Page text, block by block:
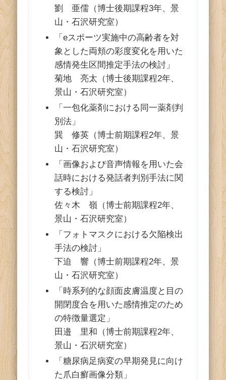
劉 亜儒（博士後期課程3年、景
山・石沢研究室）
「eスポーツ実施中の高齢者を対
象とした両頬の彩度変化を用いた
感情発生区間推定手法の検討」
菊地 亮太（博士後期課程2年、
景山・石沢研究室）
「一包化薬剤における同一薬剤判
別法」
巽 修英（博士前期課程2年、景
山・石沢研究室）
「画像および音声情報を用いた会
話時における発話者判別手法に関
する検討」
佐々木 嶺（博士前期課程2年、
景山・石沢研究室）
「フォトマスクにおける欠陥検出
手法の検討」
下迫 響（博士前期課程2年、景
山・石沢研究室）
「時系列的な顔面皮膚温度と目の
開閉度合を用いた感情推定のため
の特徴量選定」
田邉 里和（博士前期課程2年、
景山・石沢研究室）
「糖尿病足病変の早期発見に向け
た爪白癬画像分類」